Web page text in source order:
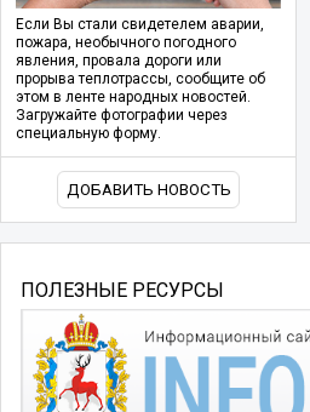
Если Вы стали свидетелем аварии,
пожара, необычного погодного
явления, провала дороги или
прорыва теплотрассы, сообщите об
этом в ленте народных новостей.
Загружайте фотографии через
специальную форму.
ДОБАВИТЬ НОВОСТЬ
ПОЛЕЗНЫЕ РЕСУРСЫ